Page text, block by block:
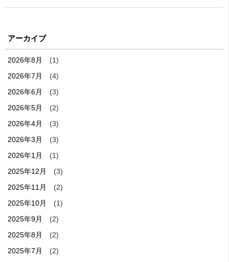
アーカイブ
2026年8月
(1)
2026年7月
(4)
2026年6月
(3)
2026年5月
(2)
2026年4月
(3)
2026年3月
(3)
2026年1月
(1)
2025年12月
(3)
2025年11月
(2)
2025年10月
(1)
2025年9月
(2)
2025年8月
(2)
2025年7月
(2)